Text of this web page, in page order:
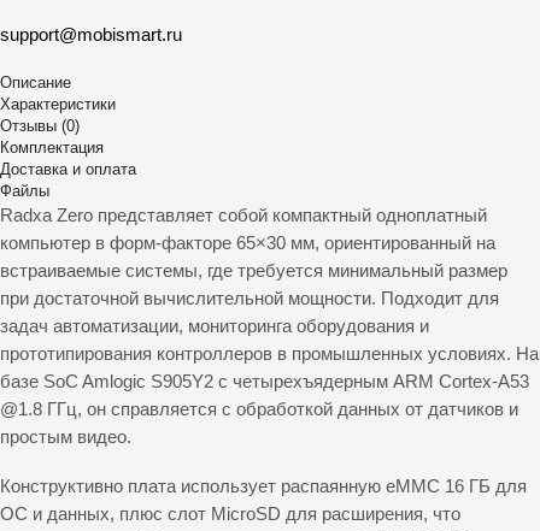
support@mobismart.ru
Описание
Характеристики
Отзывы (0)
Комплектация
Доставка и оплата
Файлы
Radxa Zero представляет собой компактный одноплатный
компьютер в форм-факторе 65×30 мм, ориентированный на
встраиваемые системы, где требуется минимальный размер
при достаточной вычислительной мощности. Подходит для
задач автоматизации, мониторинга оборудования и
прототипирования контроллеров в промышленных условиях. На
базе SoC Amlogic S905Y2 с четырехъядерным ARM Cortex-A53
@1.8 ГГц, он справляется с обработкой данных от датчиков и
простым видео.​
Конструктивно плата использует распаянную eMMC 16 ГБ для
ОС и данных, плюс слот MicroSD для расширения, что